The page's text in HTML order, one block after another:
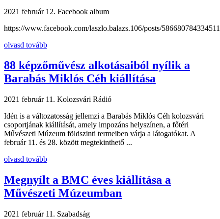
2021 február 12. Facebook album
https://www.facebook.com/laszlo.balazs.106/posts/
olvasd tovább
88 képzőművész alkotásaiból nyílik a
Barabás Miklós Céh kiállítása
2021 február 11. Kolozsvári Rádió
Idén is a változatosság jellemzi a Barabás Miklós Céh kolozsvári
csoportjának kiállítását, amely impozáns helyszínen, a főtéri
Művészeti Múzeum földszinti termeiben várja a látogatókat. A
február 11. és 28. között megtekinthető ...
olvasd tovább
Megnyílt a BMC éves kiállítása a
Művészeti Múzeumban
2021 február 11. Szabadság